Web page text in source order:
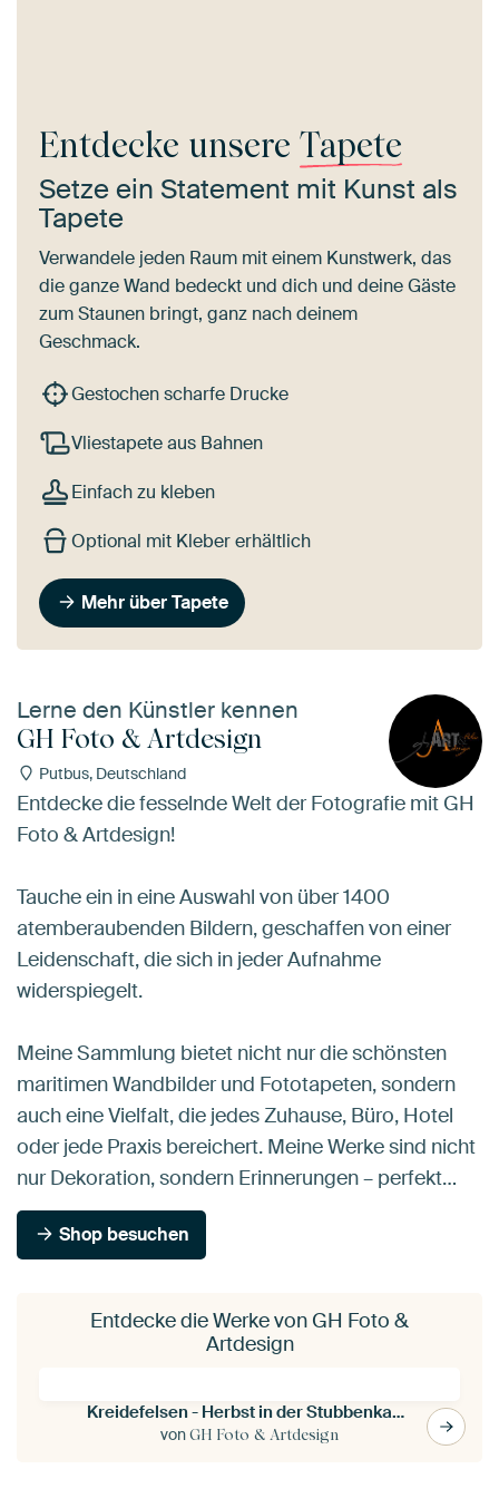
Entdecke unsere Tapete
Setze ein Statement mit Kunst als
Tapete
Verwandele jeden Raum mit einem Kunstwerk, das
die ganze Wand bedeckt und dich und deine Gäste
zum Staunen bringt, ganz nach deinem
Geschmack.
Gestochen scharfe Drucke
Vliestapete aus Bahnen
Einfach zu kleben
Optional mit Kleber erhältlich
Mehr über Tapete
Lerne den Künstler kennen
GH Foto & Artdesign
Putbus, Deutschland
Entdecke die fesselnde Welt der Fotografie mit GH
Foto & Artdesign!
Tauche ein in eine Auswahl von über 1400
atemberaubenden Bildern, geschaffen von einer
Leidenschaft, die sich in jeder Aufnahme
widerspiegelt.
Meine Sammlung bietet nicht nur die schönsten
maritimen Wandbilder und Fototapeten, sondern
auch eine Vielfalt, die jedes Zuhause, Büro, Hotel
oder jede Praxis bereichert. Meine Werke sind nicht
nur Dekoration, sondern Erinnerungen – perfekt…
Shop besuchen
Entdecke die Werke von GH Foto &
Artdesign
Kreidefelsen - Herbst in der Stubbenkammer
vonGH Foto & Artdesign